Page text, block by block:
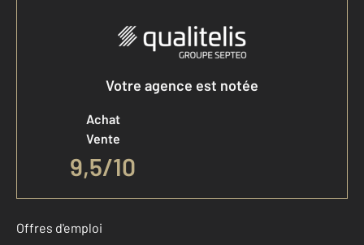
Votre agence est notée
Achat
Vente
9,5/10
Offres d'emploi